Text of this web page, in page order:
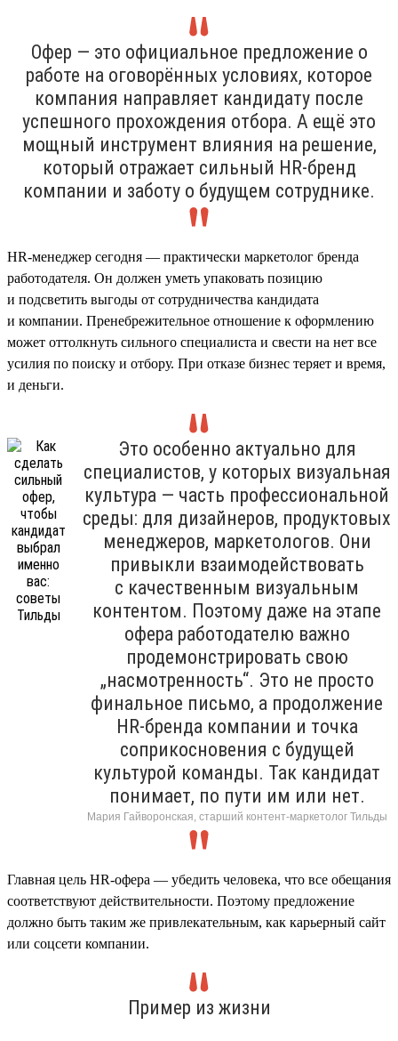
Офер — это официальное предложение о
работе на оговорённых условиях, которое
компания направляет кандидату после
успешного прохождения отбора. А ещё это
мощный инструмент влияния на решение,
который отражает сильный HR-бренд
компании и заботу о будущем сотруднике.
HR-менеджер сегодня — практически маркетолог бренда
работодателя. Он должен уметь упаковать позицию
и подсветить выгоды от сотрудничества кандидата
и компании. Пренебрежительное отношение к оформлению
может оттолкнуть сильного специалиста и свести на нет все
усилия по поиску и отбору. При отказе бизнес теряет и время,
и деньги.
Это особенно актуально для
специалистов, у которых визуальная
культура — часть профессиональной
среды: для дизайнеров, продуктовых
менеджеров, маркетологов. Они
привыкли взаимодействовать
с качественным визуальным
контентом. Поэтому даже на этапе
офера работодателю важно
продемонстрировать свою
„насмотренность“. Это не просто
финальное письмо, а продолжение
HR-бренда компании и точка
соприкосновения с будущей
культурой команды. Так кандидат
понимает, по пути им или нет.
Мария Гайворонская, старший контент-маркетолог Тильды
Главная цель HR-офера — убедить человека, что все обещания
соответствуют действительности. Поэтому предложение
должно быть таким же привлекательным, как карьерный сайт
или соцсети компании.
Пример из жизни